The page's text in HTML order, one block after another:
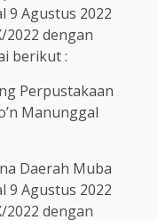
9 Agustus 2022
2022 dengan
berikut :
Perpustakaan
Manunggal
Daerah Muba
9 Agustus 2022
2022 dengan